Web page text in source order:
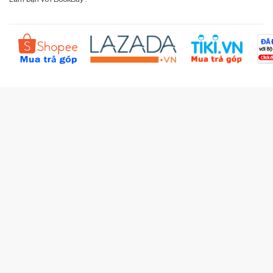
Câu hỏi thường gặp (FAQs)
Kiểm tra đơn hàng
Liên hệ BookBuy
Đặt hàng theo yêu cầu